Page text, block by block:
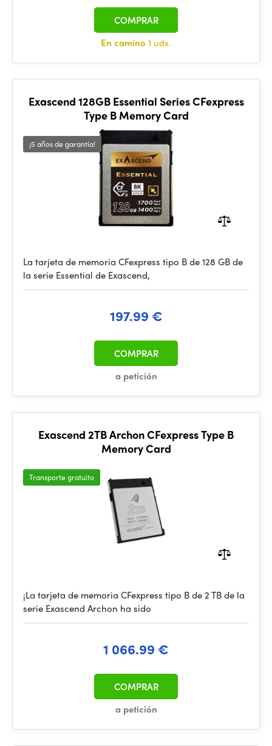
En camino 1 uds.
COMPRAR
Exascend 128GB Essential Series CFexpress
Type B Memory Card
¡5 años de garantía!
La tarjeta de memoria CFexpress tipo B de 128 GB de
la serie Essential de Exascend,
197.99 €
a petición
COMPRAR
Exascend 2TB Archon CFexpress Type B
Memory Card
Transporte gratuito
¡La tarjeta de memoria CFexpress tipo B de 2 TB de la
serie Exascend Archon ha sido
1 066.99 €
a petición
COMPRAR